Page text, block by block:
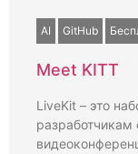
AI GitHub
Meet KITT
LiveKit – это
разработчикам